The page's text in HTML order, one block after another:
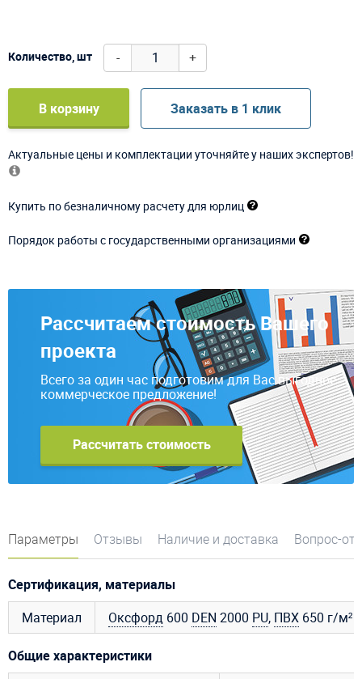
Количество, шт - +
В корзину Заказать в 1 клик
Актуальные цены и комплектации уточняйте у наших экспертов!
Купить по безналичному расчету для юрлиц
Порядок работы с государственными организациями
Рассчитаем стоимость Вашего
проекта
Всего за один час подготовим для Вас выгодное
коммерческое предложение!
Рассчитать стоимость
Параметры Отзывы Наличие и доставка Вопрос-
Сертификация, материалы
Материал
Оксфорд 600 DEN 2000 PU, ПВХ 650 г/м²
Общие характеристики